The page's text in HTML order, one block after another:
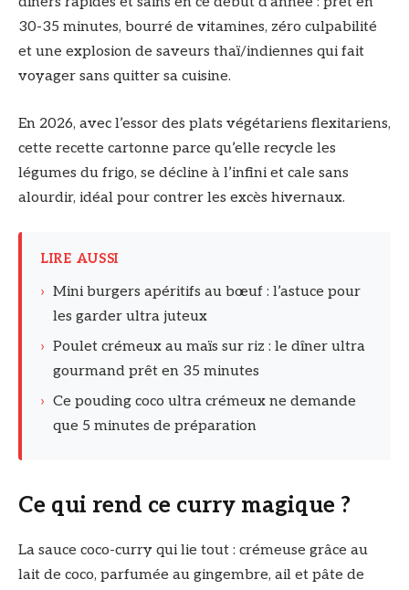
30-35 minutes, bourré de vitamines, zéro culpabilité
et une explosion de saveurs thaï/indiennes qui fait
voyager sans quitter sa cuisine.
En 2026, avec l’essor des plats végétariens flexitariens,
cette recette cartonne parce qu’elle recycle les
légumes du frigo, se décline à l’infini et cale sans
alourdir, idéal pour contrer les excès hivernaux.
LIRE AUSSI
› Mini burgers apéritifs au bœuf : l’astuce pour
les garder ultra juteux
› Poulet crémeux au maïs sur riz : le dîner ultra
gourmand prêt en 35 minutes
› Ce pouding coco ultra crémeux ne demande
que 5 minutes de préparation
Ce qui rend ce curry magique ?
La sauce coco-curry qui lie tout : crémeuse grâce au
lait de coco, parfumée au gingembre, ail et pâte de